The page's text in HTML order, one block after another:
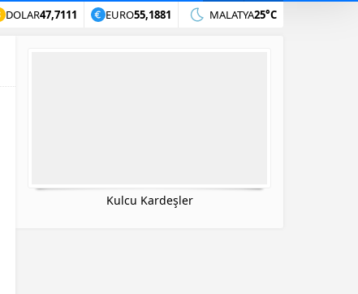
DOLAR47,7111 EURO55,1881 MALATYA25°C
Kulcu Kardeşler